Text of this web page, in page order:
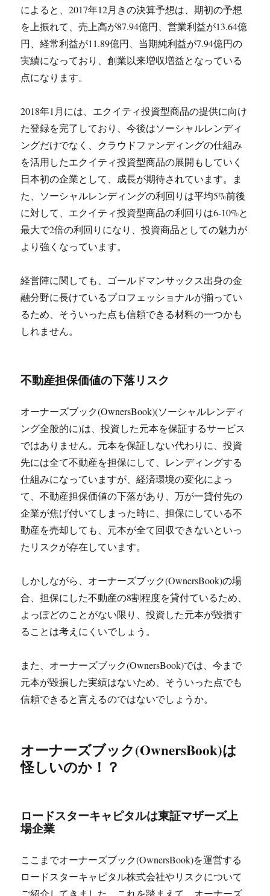
によると、2017年12月きの決算予想は、期初の予想
を上振れて、売上高が87.94億円、営業利益が13.64億
円、経常利益が11.89億円、当期純利益が7.94億円の
実績になっており、創業以来増収増益となっている
点になります。
2018年1月には、エクイティ投資型商品の提供に向け
た登録を完了しており、今後はソーシャルレンディ
ングだけでなく、クラウドファンディングの仕組み
を活用したエクイティ投資型商品の展開もしていく
日本初の企業として、成長が期待されています。ま
た、ソーシャルレンディングの利回りは平均5%前後
に対して、エクイティ投資型商品の利回りは6-10%と
最大で2倍の利回りになり、投資商品としての魅力が
より強くなっています。
経営陣に関しても、ゴールドマンサックス出身の金
融分野に長けているプロフェッショナルが揃ってい
るため、そういった点も信頼できる材料の一つかも
しれません。
不動産担保価値の下落リスク
オーナーズブック(OwnersBook)(ソーシャルレンディ
ング全般的に)は、投資した元本を保証するサービス
ではありません。元本を保証しない代わりに、投資
先には全て不動産を担保にして、レンディングする
仕組みになっていますが、経済環境の変化によっ
て、不動産担保価値の下落があり、万が一貸付先の
企業が焦げ付いてしまった時に、担保にしている不
動産を売却しても、元本が全て回収できないといっ
たリスクが存在しています。
しかしながら、オーナーズブック(OwnersBook)の場
合、担保にした不動産の8割程度を貸付ているため、
よっぽどのことがない限り、投資した元本が毀損す
ることは考えにくいでしょう。
また、オーナーズブック(OwnersBook)では、今まで
元本が毀損した実績はないため、そういった点でも
信頼できると言えるのではないでしょうか。
オーナーズブック(OwnersBook)は
怪しいのか！？
ロードスターキャピタルは東証マザーズ上
場企業
ここまでオーナーズブック(OwnersBook)を運営する
ロードスターキャピタル株式会社やリスクについて
ご紹介してきました。これを踏まえて、オーナーズ